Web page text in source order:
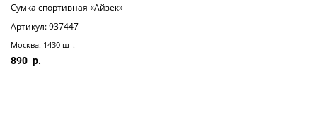
Сумка спортивная «Айзек»
Артикул: 937447
Москва: 1430 шт.
890